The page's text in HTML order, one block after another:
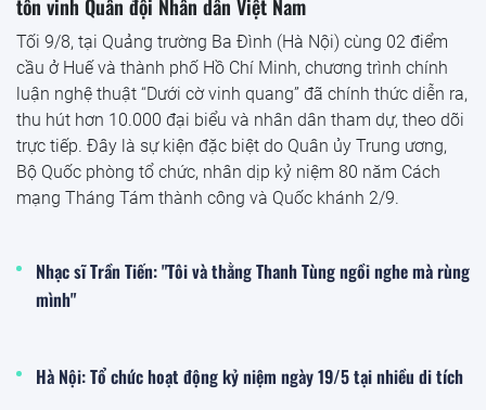
tôn vinh Quân đội Nhân dân Việt Nam
Tối 9/8, tại Quảng trường Ba Đình (Hà Nội) cùng 02 điểm
cầu ở Huế và thành phố Hồ Chí Minh, chương trình chính
luận nghệ thuật “Dưới cờ vinh quang” đã chính thức diễn ra,
thu hút hơn 10.000 đại biểu và nhân dân tham dự, theo dõi
trực tiếp. Đây là sự kiện đặc biệt do Quân ủy Trung ương,
Bộ Quốc phòng tổ chức, nhân dịp kỷ niệm 80 năm Cách
mạng Tháng Tám thành công và Quốc khánh 2/9.
Nhạc sĩ Trần Tiến: "Tôi và thằng Thanh Tùng ngồi nghe mà rùng
mình"
Hà Nội: Tổ chức hoạt động kỷ niệm ngày 19/5 tại nhiều di tích